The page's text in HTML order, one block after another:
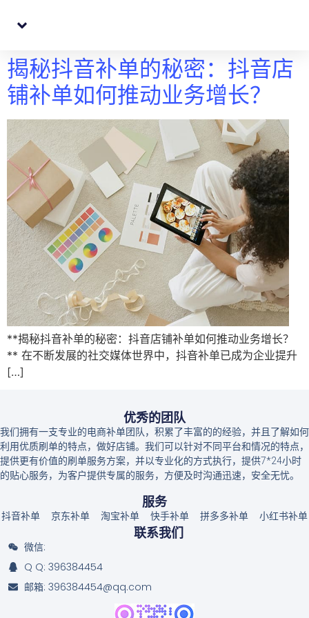
揭秘抖音补单的秘密：抖音店
铺补单如何推动业务增长？
**揭秘抖音补单的秘密：抖音店铺补单如何推动业务增长？
** 在不断发展的社交媒体世界中，抖音补单已成为企业提升
[…]
优秀的团队
我们拥有一支专业的电商补单团队，积累了丰富的的经验，并且了解如何
利用优质刷单的特点，做好店铺。我们可以针对不同平台和情况的特点，
提供更有价值的刷单服务方案，并以专业化的方式执行，提供7*24小时
的贴心服务，为客户提供专属的服务，方便及时沟通迅速，安全无忧。
服务
抖音补单 京东补单 淘宝补单 快手补单 拼多多补单 小红书补单
联系我们
微信:
Q Q: 396384454
邮箱: 396384454@qq.com